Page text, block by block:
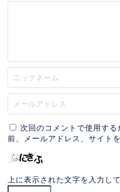
次回のコメントで使用す
前、メールアドレス、サイト
上に表示された文字を入力し